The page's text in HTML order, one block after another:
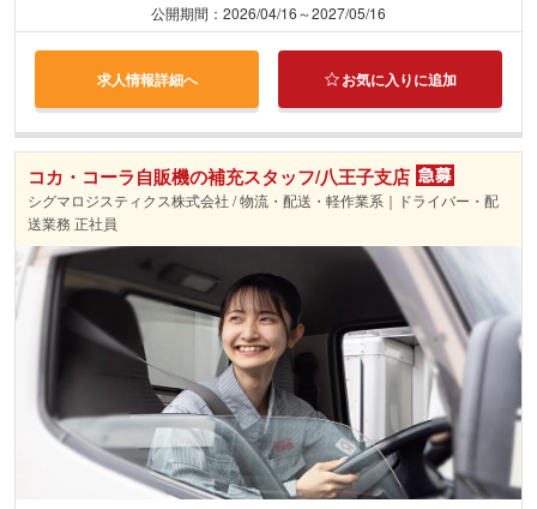
公開期間：2026/04/16～2027/05/16
求人情報詳細へ お気に入りに追加
コカ・コーラ自販機の補充スタッフ/八王子支店
シグマロジスティクス株式会社 / 物流・配送・軽作業系｜ドライバー・配
送業務 正社員